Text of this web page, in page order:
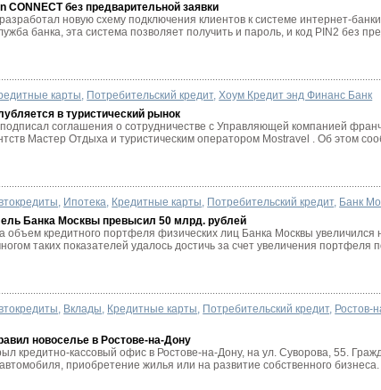
CONNECT без предварительной заявки
новую схему подключения клиентов к системе интернет-
банка, эта система позволяет получить и пароль, и код PIN2 без
карты, Потребительский кредит,Хоум Кредит энд Финанс Банк
в туристический рынок
соглашения о сотрудничестве с Управляющей компанией
Мастер Отдыха и туристическим оператором Mostravel . Об этом
, Ипотека, Кредитные карты, Потребительский кредит, Банк
Банка Москвы превысил 50 млрд. рублей
объем кредитного портфеля физических лиц Банка Москвы увеличился
таких показателей удалось достичь за счет увеличения портфеля
, Вклады, Кредитные карты, Потребительский кредит, Ростов-
новоселье в Ростове-на-Дону
кредитно-кассовый офис в Ростове-на-Дону, на ул. Суворова, 55.
приобретение жилья или на развитие собственного бизнеса.